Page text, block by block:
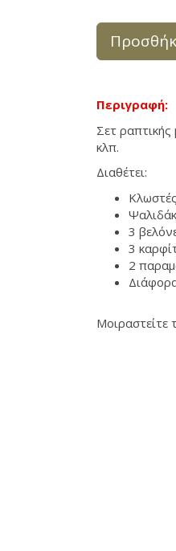
Περιγραφή:
Σετ
κλπ.
Διαθέτει:
3
3
2
Μοιραστείτε